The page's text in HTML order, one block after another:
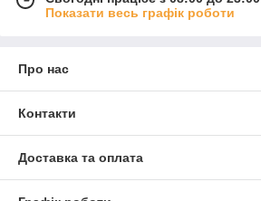
Показати весь графік роботи
Про нас
Контакти
Доставка та оплата